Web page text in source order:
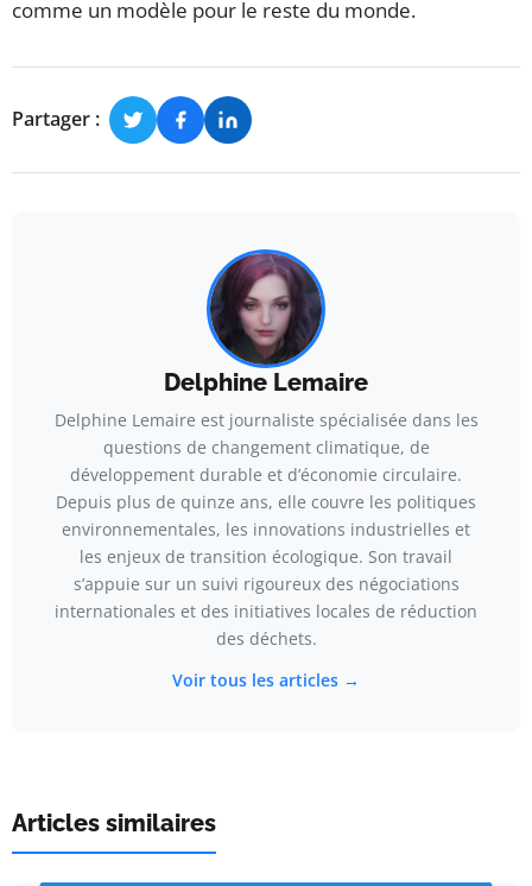
comme un modèle pour le reste du monde.
Partager :
Delphine Lemaire
Delphine Lemaire est journaliste spécialisée dans les
questions de changement climatique, de
développement durable et d’économie circulaire.
Depuis plus de quinze ans, elle couvre les politiques
environnementales, les innovations industrielles et
les enjeux de transition écologique. Son travail
s’appuie sur un suivi rigoureux des négociations
internationales et des initiatives locales de réduction
des déchets.
Voir tous les articles →
Articles similaires